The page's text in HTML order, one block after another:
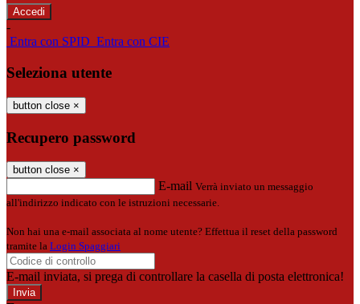
-
Entra con SPID Entra con CIE
Seleziona utente
button close ×
Recupero password
button close ×
E-mail Verrà inviato un messaggio
all'indirizzo indicato con le istruzioni necessarie.
Non hai una e-mail associata al nome utente? Effettua il reset della password
tramite la Login Spaggiari
E-mail inviata, si prega di controllare la casella di posta elettronica!